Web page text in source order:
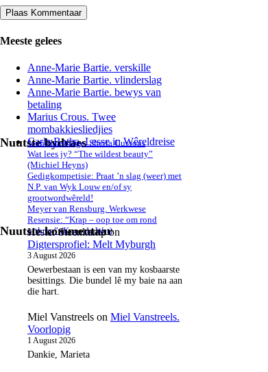
Meeste gelees
Anne-Marie Bartie. verskille
Anne-Marie Bartie. vlinderslag
Anne-Marie Bartie. bewys van
betaling
Marius Crous. Twee
mombakkiesliedjies
Carla Botha. Lesse in Wêreldreise
Nuutste bydraes
Joan Hambidge. Sheila Cussons
Wat lees jy? “The wildest beauty”
(Michiel Heyns)
Gedigkompetisie: Praat ’n slag (weer) met
N.P. van Wyk Louw en/of sy
grootwordwêreld!
Meyer van Rensburg. Werkwese
Resensie: “Krap – oop toe om rond
uitkrap” (Koos de Wet)
Nuutste kommentaar
Hester Steenkampon
Digtersprofiel: Melt Myburgh
3 August 2026
Oewerbestaan is een van my kosbaarste
besittings. Die bundel lê my baie na aan
die hart.
Miel Vanstreels on Miel Vanstreels.
Voorlopig
1 August 2026
Dankie, Marieta